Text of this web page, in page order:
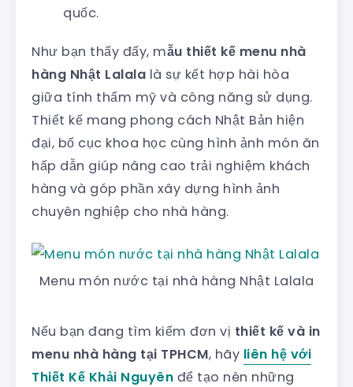
quốc.
Như bạn thấy đấy, mẫu thiết kế menu nhà
hàng Nhật Lalala là sự kết hợp hài hòa
giữa tính thẩm mỹ và công năng sử dụng.
Thiết kế mang phong cách Nhật Bản hiện
đại, bố cục khoa học cùng hình ảnh món ăn
hấp dẫn giúp nâng cao trải nghiệm khách
hàng và góp phần xây dựng hình ảnh
chuyên nghiệp cho nhà hàng.
Menu món nước tại nhà hàng Nhật Lalala
Nếu bạn đang tìm kiếm đơn vị thiết kế và in
menu nhà hàng tại TPHCM, hãy liên hệ với
Thiết Kế Khải Nguyên để tạo nên những